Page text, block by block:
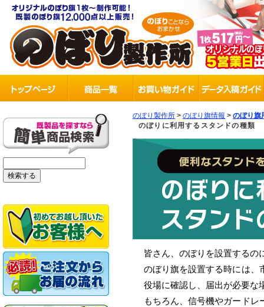
のぼり製作所 > のぼり旗情報 > のぼり旗
のぼりに利用するスタンドの種類
皆さん、のぼりを設置するの
のぼり旗を設置する時には、
役場に確認し、届出が必要な
もちろん、信号機やガード